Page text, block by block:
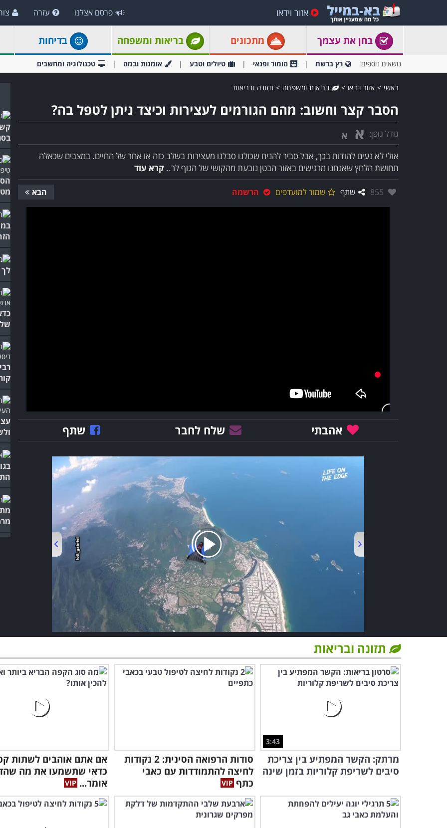
אזור וידאו פרסם אצלנו עזרה
בחן את עצמך מתכונים בריאות ומשפחה בדיחות
נושאים נוספים: רץ ברשת הומור ופנאי טיולים וטבע אומנות ובמה טכנולוגיה ומחשבים
ראשי > אזור וידאו > בריאות ומשפחה > תזונה ובריאות
הסבר קצר וחשוב: מהם הגורמים לעצירות וכיצד ניתן לטפל בה?
גודל גופן: א א
אולי לא נעים להודות בכך, אבל סביר להניח שכולנו סבלנו מעצירות בשלב כזה או אחר של החיים. במצבים שכאלה
תחושת הלחץ שאנחנו מרגישים באזור הבטן נובעת מהקושי של הגוף לר.. קרא עוד
אהבו:
855 שתף שמור למועדפים הרשמה הבא
אהבתי שלח לחבר שתף
00:00/ 04:22
תזונה ובריאות
3:43
מרתק: הקשר המפתיע בין צריכת
סיבים לשריפת קלוריות בזמן שינה
סודות הרפואה הסינית: 2 נקודות
לחיצה להתמודדות עם כאבי
כתף
אם אתם אוהבים לשתות
כדאי שתשמעו את מה
אומר...